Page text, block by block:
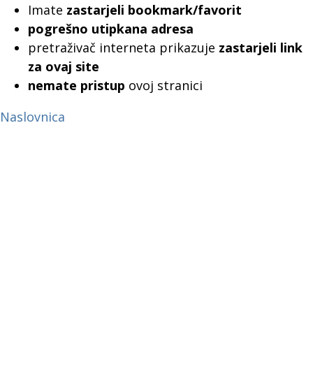
Imate zastarjeli bookmark/favorit
pogrešno utipkana adresa
pretraživač interneta prikazuje zastarjeli link
za ovaj site
nemate pristup ovoj stranici
Naslovnica